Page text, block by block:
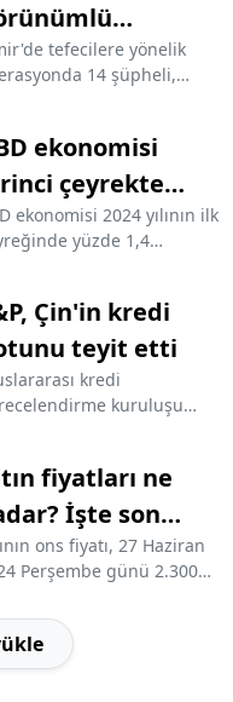
Çok sayıda
var
tefecilere yönelik
14 şüpheli,
elde ettikleri tespit
ekonomisi
çeyrekte
1,4 büyüdü
ekonomisi 2024 yılının ilk
yüzde 1,4
olan kişisel
da yüzde 1,5
Çin'in kredi
teyit etti
kredi
kuruluşu
ve yerel para birimi
kredi notlarını teyit
uzun vadeli not
durağan olarak
fiyatları ne
İşte son
ons fiyatı, 27 Haziran
Perşembe günü 2.300
çarşı fiyatları, altın
en düşük “gram”
TL, en yüksek